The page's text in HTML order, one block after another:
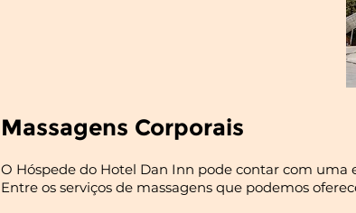
Massagens Corporais
O Hóspede do Hotel Dan Inn pode contar com uma
Entre os serviços de massagens que podemos